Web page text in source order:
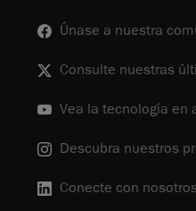
Únase a nuestra
Consulte nuestras
Vea la tecnología en
Descubra nuestros
Conecte con